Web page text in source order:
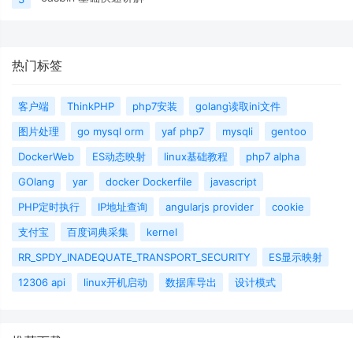
热门标签
客户端 ThinkPHP php7安装
golang读取ini文件
图片处理
go mysql orm yaf php7 mysqli
gentoo
DockerWeb
ES动态映射 linux基础教程
php7 alpha
GOlang
yar docker Dockerfile
javascript
PHP定时执行
IP地址查询 angularjs provider
cookie
支付宝
百度词典采集
kernel
RR_SPDY_INADEQUATE_TRANSPORT_SECURITY
ES显示映射
12306 api
linux开机启动 数据库导出 设计模式